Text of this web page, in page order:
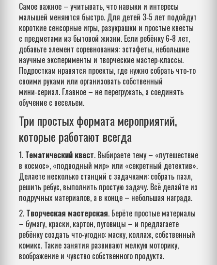
Самое важное – учитывать, что навыки и интересы
малышей меняются быстро. Для детей 3‑5 лет подойдут
короткие сенсорные игры, разукрашки и простые квесты
с предметами из бытовой жизни. Если ребёнку 6‑8 лет,
добавьте элемент соревнования: эстафеты, небольшие
научные эксперименты и творческие мастер‑классы.
Подросткам нравятся проекты, где нужно собрать что‑то
своими руками или организовать собственный
мини‑сериал. Главное – не перегружать, а соединять
обучение с весельем.
Три простых формата мероприятий,
которые работают всегда
1. Тематический квест. Выбираете тему – «путешествие
в космос», «подводный мир» или «секретный детектив».
Делаете несколько станций с задачками: собрать пазл,
решить ребус, выполнить простую задачу. Всё делайте из
подручных материалов, а в конце – небольшая награда.
2. Творческая мастерская. Берёте простые материалы
– бумагу, краски, картон, пуговицы – и предлагаете
ребёнку создать что‑угодно: маску, коллаж, собственный
комикс. Такие занятия развивают мелкую моторику,
воображение и чувство собственного продукта.